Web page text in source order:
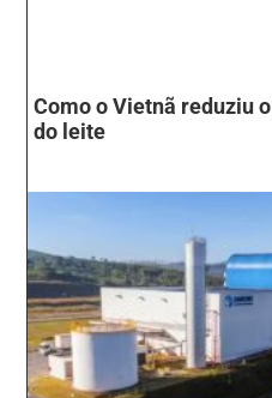
Como o Vietnã reduziu
do leite